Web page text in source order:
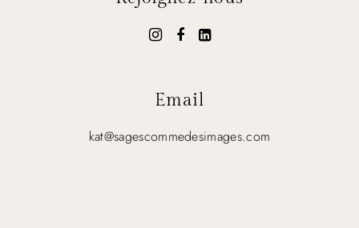
Email
kat@sagescommedesimages.com